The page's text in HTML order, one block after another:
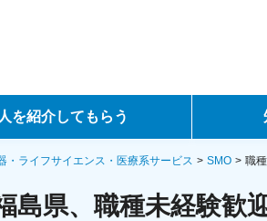
を紹介してもらう
サービス
ビス
転職ノウ
データで
・ライフサイエンス・医療系サービス SMO 職
島県、職種未経験歓